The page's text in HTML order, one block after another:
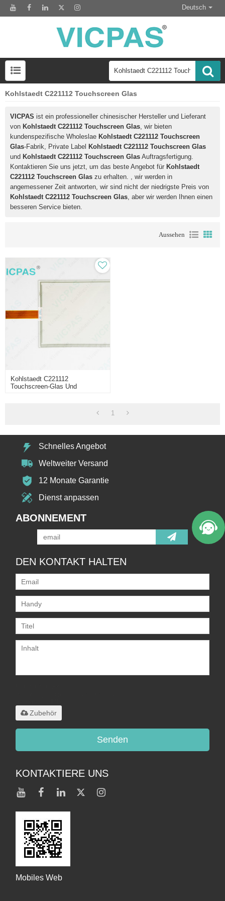
Deutsch
Kohlstaedt C221112 Touchscreen Glas
VICPAS ist ein professioneller chinesischer Hersteller und Lieferant
von Kohlstaedt C221112 Touchscreen Glas, wir bieten
kundenspezifische Wholeslae Kohlstaedt C221112 Touchscreen
Glas-Fabrik, Private Label Kohlstaedt C221112 Touchscreen Glas
und Kohlstaedt C221112 Touchscreen Glas Auftragsfertigung.
Kontaktieren Sie uns jetzt, um das beste Angebot für Kohlstaedt
C221112 Touchscreen Glas zu erhalten. , wir werden in
angemessener Zeit antworten, wir sind nicht der niedrigste Preis von
Kohlstaedt C221112 Touchscreen Glas, aber wir werden Ihnen einen
besseren Service bieten.
Aussehen
Kohlstaedt C221112
Touchscreen-Glas Und
1
Schnelles Angebot
Weltweiter Versand
12 Monate Garantie
Dienst anpassen
ABONNEMENT
DEN KONTAKT HALTEN
Zubehör
Senden
KONTAKTIERE UNS
Mobiles Web